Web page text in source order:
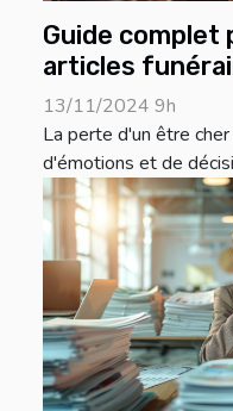
Guide complet
articles
13/11/2024 9h
La perte d'un être
d'émotions et de